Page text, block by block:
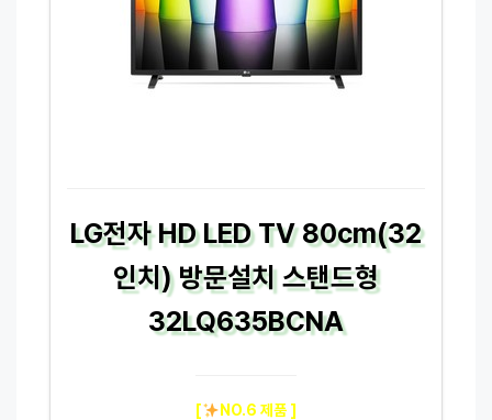
LG전자 HD LED TV 80cm(32
인치) 방문설치 스탠드형
32LQ635BCNA
[ NO.6 제품 ]